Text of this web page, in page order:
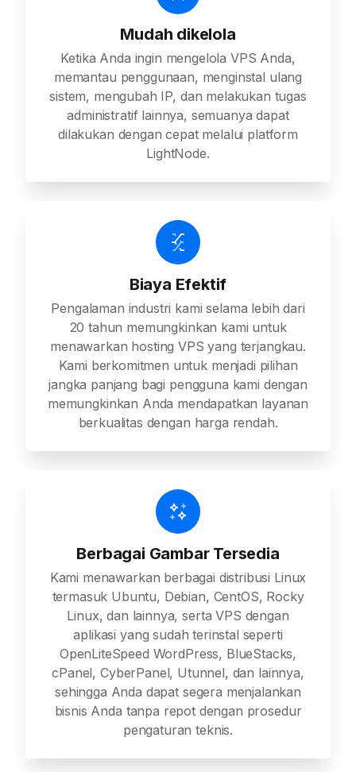
Mudah dikelola
Ketika Anda ingin mengelola VPS Anda,
memantau penggunaan, menginstal ulang
sistem, mengubah IP, dan melakukan tugas
administratif lainnya, semuanya dapat
dilakukan dengan cepat melalui platform
LightNode.
Biaya Efektif
Pengalaman industri kami selama lebih dari
20 tahun memungkinkan kami untuk
menawarkan hosting VPS yang terjangkau.
Kami berkomitmen untuk menjadi pilihan
jangka panjang bagi pengguna kami dengan
memungkinkan Anda mendapatkan layanan
berkualitas dengan harga rendah.
Berbagai Gambar Tersedia
Kami menawarkan berbagai distribusi Linux
termasuk Ubuntu, Debian, CentOS, Rocky
Linux, dan lainnya, serta VPS dengan
aplikasi yang sudah terinstal seperti
OpenLiteSpeed WordPress, BlueStacks,
cPanel, CyberPanel, Utunnel, dan lainnya,
sehingga Anda dapat segera menjalankan
bisnis Anda tanpa repot dengan prosedur
pengaturan teknis.